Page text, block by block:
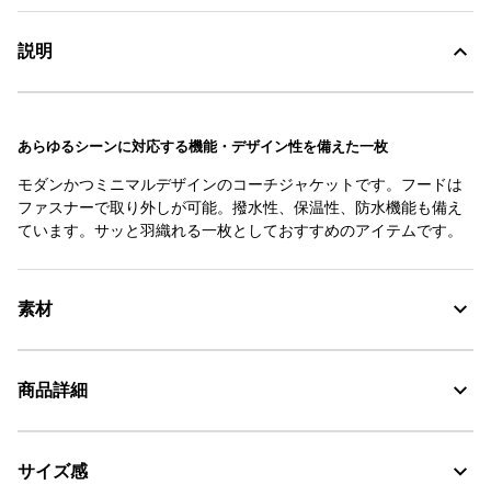
説明
あらゆるシーンに対応する機能・デザイン性を備えた一枚
モダンかつミニマルデザインのコーチジャケットです。フードは
ファスナーで取り外しが可能。撥水性、保温性、防水機能も備え
ています。サッと羽織れる一枚としておすすめのアイテムです。
素材
素材の特徴
洗濯処理はできない。
商品詳細
・色：ノワール（ブラック） (006)
サイズ感